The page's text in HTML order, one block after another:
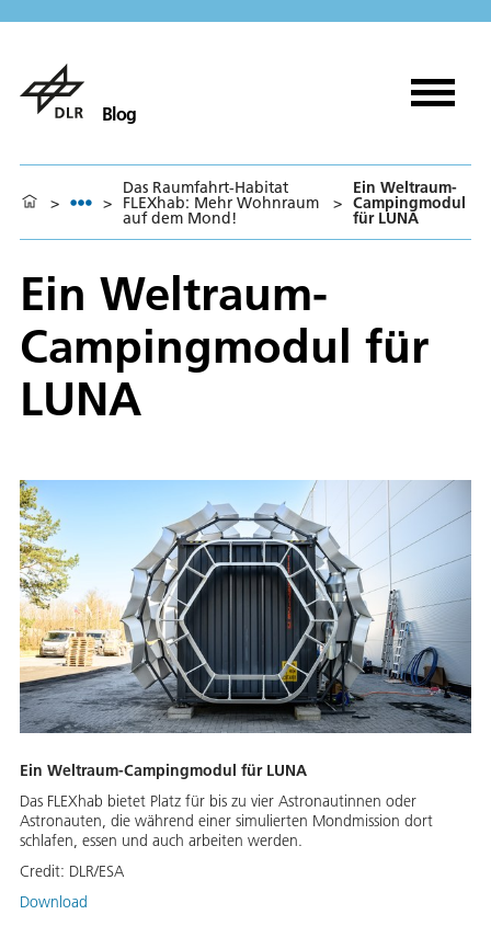
Blog
> >
Das Raumfahrt-Habitat
FLEXhab: Mehr Wohnraum
auf dem Mond!
>
Ein Weltraum-
Campingmodul
für LUNA
Ein Weltraum-
Campingmodul für
LUNA
Ein Weltraum-Campingmodul für LUNA
Das FLEXhab bietet Platz für bis zu vier Astronautinnen oder
Astronauten, die während einer simulierten Mondmission dort
schlafen, essen und auch arbeiten werden.
Credit: DLR/ESA
Download